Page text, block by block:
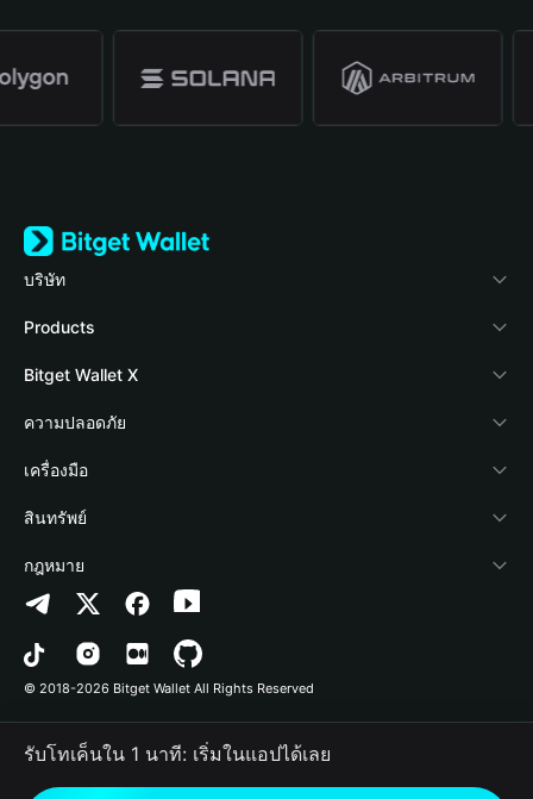
บริษัท
เกี่ยวกับ Bitget Wallet
Blog
Academy
ข่าวสารด้านคริปโต
ศูนย์ช่วยเหลือ
ติดต่อเรา
ทรัพยากรข้อมูลของแบรนด์
อาชีพ
Products
Crypto Card
Stablecoin Earn
Payfi Crypto
Crypto Swap API
Altcoin Season Index
Prediction Markets
DApp
RWA
Bitget Wallet X
นักพัฒนา
เชื่อมต่อ Wallet
Bitget Wallet Pay
ลิสต์โปรเจกต์
ความปลอดภัย
Protection Fund
เทคโนโลยีความปลอดภัย
เครื่องมือ
ซื้อคริปโต
การตรวจจับการอนุญาต
การตรวจจับสัญญา
การโอนเป็นชุด
สินทรัพย์
Arbitrum
Avalanche
Bitcoin
Polygon
กฎหมาย
นโยบายความเป็นส่วนตัว
ข้อตกลงในการใช้บริการ
© 2018-2026 Bitget Wallet All Rights Reserved
รับโทเค็นใน 1 นาที: เริ่มในแอปได้เลย